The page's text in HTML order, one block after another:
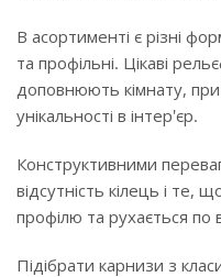
В асортименті є різні
та профільні. Цікаві
доповнюють кімнату,
унікальності в інтер'єр.
Конструктивними
відсутність кілець і те,
профілю та рухається по
Підібрати карнизи з